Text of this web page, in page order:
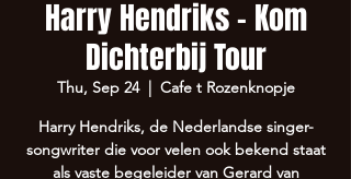
Harry Hendriks - Kom
Dichterbij Tour
Thu, Sep 24
  |
Cafe t Rozenknopje
Harry Hendriks, de Nederlandse singer-
songwriter die voor velen ook bekend staat
als vaste begeleider van Gerard van